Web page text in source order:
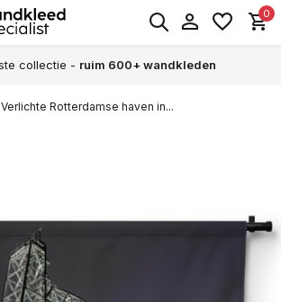
0
collectie - ruim 600+ wandkleden
Verlichte Rotterdamse haven in...